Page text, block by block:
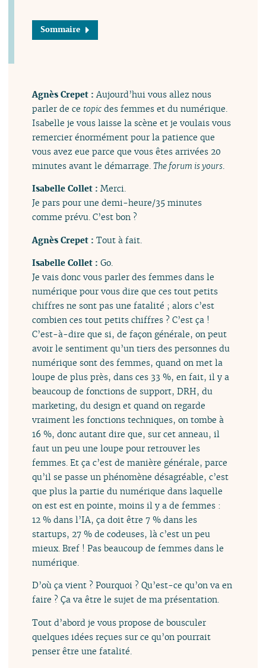
Sommaire
Agnès Crepet :Aujourd’hui vous allez nous
parler de ce topic des femmes et du numérique.
Isabelle je vous laisse la scène et je voulais vous
remercier énormément pour la patience que
vous avez eue parce que vous êtes arrivées 20
minutes avant le démarrage.The forum is yours.
Isabelle Collet :Merci.
Je pars pour une demi-heure/35 minutes
comme prévu. C’est bon ?
Agnès Crepet :Tout à fait.
Isabelle Collet :Go.
Je vais donc vous parler des femmes dans le
numérique pour vous dire que ces tout petits
chiffres ne sont pas une fatalité ; alors c’est
combien ces tout petits chiffres ? C’est ça !
C’est-à-dire que si, de façon générale, on peut
avoir le sentiment qu’un tiers des personnes du
numérique sont des femmes, quand on met la
loupe de plus près, dans ces 33 %, en fait, il y a
beaucoup de fonctions de support, DRH, du
marketing, du design et quand on regarde
vraiment les fonctions techniques, on tombe à
16 %, donc autant dire que, sur cet anneau, il
faut un peu une loupe pour retrouver les
femmes. Et ça c’est de manière générale, parce
qu’il se passe un phénomène désagréable, c’est
que plus la partie du numérique dans laquelle
on est est en pointe, moins il y a de femmes :
12 % dans l’IA, ça doit être 7 % dans les
startups, 27 % de codeuses, là c’est un peu
mieux. Bref ! Pas beaucoup de femmes dans le
numérique.
D’où ça vient ? Pourquoi ? Qu’est-ce qu’on va en
faire ? Ça va être le sujet de ma présentation.
Tout d’abord je vous propose de bousculer
quelques idées reçues sur ce qu’on pourrait
penser être une fatalité.